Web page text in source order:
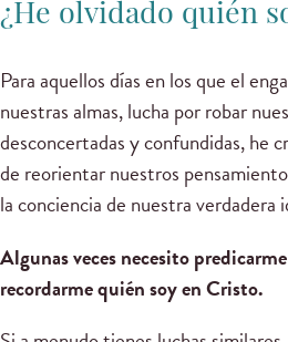
¿He olvidado quién
Para aquellos días en los que el
nuestras almas, lucha por robar
desconcertadas y confundidas, he
de reorientar nuestros
la conciencia de nuestra verdadera
Algunas veces necesito
recordarme quién soy en Cristo.